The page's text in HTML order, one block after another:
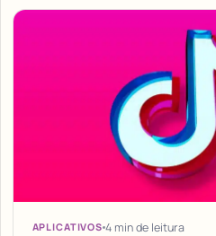
APLICATIVOS 4 min de leitura